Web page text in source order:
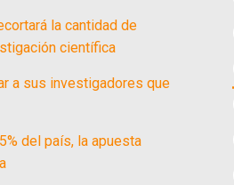
la cantidad de
científica
a sus investigadores que
del país, la apuesta